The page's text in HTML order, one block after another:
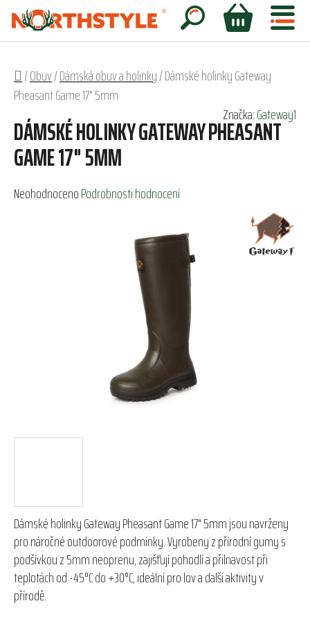
Přejít
obsah
Hledat
NÁKUPNÍ
Domů
/Obuv/Dámská obuv a holinky/Dámské holinky Gateway
Pheasant Game 17" 5mm
Dámské holinky Gateway Pheasant Game 17" 5mm jsou navrženy
pro náročné outdoorové podmínky. Vyrobeny z přírodní gumy s
podšívkou z 5mm neoprenu, zajišťují pohodlí a přilnavost při
teplotách od -45°C do +30°C, ideální pro lov a další aktivity v
přírodě.
DÁMSKÉ HOLINKY GATEWAY PHEASANT
GAME 17" 5MM
Průměrné
NeohodnocenoPodrobnosti hodnocení
Značka:Gateway1